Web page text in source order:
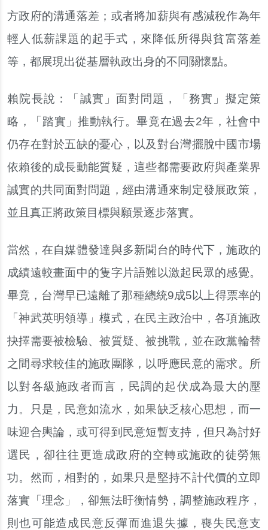
方政府的溝通落差；或者將加薪與有感減稅作為年
輕人低薪課題的起手式，來降低所得與貧富落差
等，都展現出從基層執政出身的不同關懷點。
賴院長說：「誠實」面對問題，「務實」擬定策
略，「踏實」推動執行。畢竟在過去2年，社會中
仍存在對於五缺的憂心，以及對台灣擺脫中國市場
依賴後的成長動能質疑，這些都需要政府與產業界
誠實的共同面對問題，經由溝通來制定發展政策，
並且真正將政策目標與願景逐步落實。
當然，在自媒體發達與多新聞台的時代下，施政的
成績遠較畫面中的隻字片語難以激起民眾的感覺。
畢竟，台灣早已遠離了那種總統9成5以上得票率的
「神武英明領導」模式，在民主政治中，各項施政
抉擇需要被檢驗、被質疑、被挑戰，並在政黨輪替
之間尋求較佳的施政團隊，以呼應民意的需求。所
以對各級施政者而言，民調的起伏成為最大的壓
力。只是，民意如流水，如果缺乏核心思想，而一
味迎合輿論，或可得到民意短暫支持，但只為討好
選民，卻往往更造成政府的空轉或施政的徒勞無
功。然而，相對的，如果只是堅持不計代價的立即
落實「理念」，卻無法盱衡情勢，調整施政程序，
則也可能造成民意反彈而進退失據，喪失民意支